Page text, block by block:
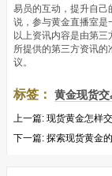
易员的互动，提升自己
说，参与黄金直播室是
以上资讯内容是由第
所提供的第三方资讯
议。
标签： 黄金现货交
上一篇: 现货黄金怎样
下一篇: 探索现货黄金